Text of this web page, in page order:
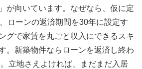
が向いています。なぜなら、仮に定
ローンの返済期間を30年に設定す
グで家賃を丸ごと収入にできるスキ
。新築物件ならローンを返済し終わ
立地さえよければ、まだまだ入居